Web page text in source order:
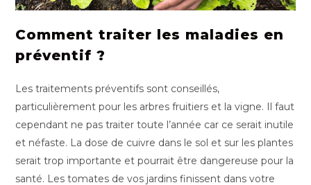
Comment traiter les maladies en
préventif ?
Les traitements préventifs sont conseillés,
particulièrement pour les arbres fruitiers et la vigne. Il faut
cependant ne pas traiter toute l’année car ce serait inutile
et néfaste. La dose de cuivre dans le sol et sur les plantes
serait trop importante et pourrait être dangereuse pour la
santé. Les tomates de vos jardins finissent dans votre